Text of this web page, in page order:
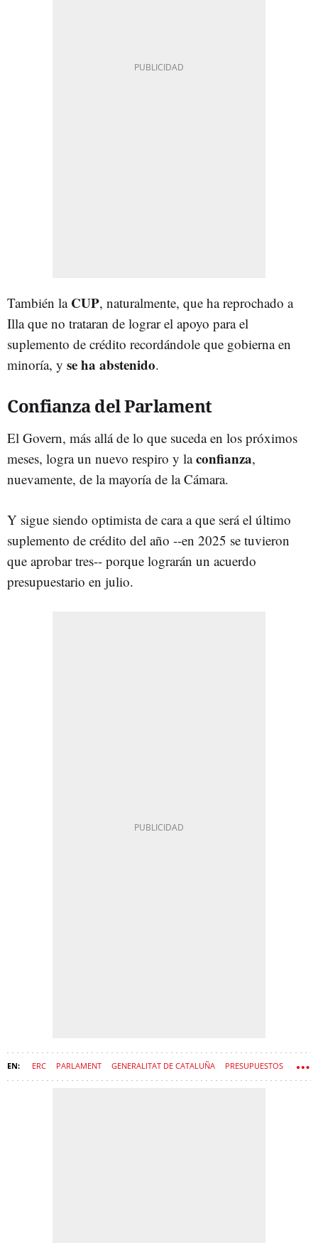
También la CUP, naturalmente, que ha reprochado a
Illa que no trataran de lograr el apoyo para el
suplemento de crédito recordándole que gobierna en
minoría, y se ha abstenido.
Confianza del Parlament
El Govern, más allá de lo que suceda en los próximos
meses, logra un nuevo respiro y laconfianza,
nuevamente, de la mayoría de la Cámara.
Y sigue siendo optimista de cara a que será el último
suplemento de crédito del año --en 2025 se tuvieron
que aprobar tres-- porque lograrán un acuerdo
presupuestario en julio.
ERC PARLAMENT GENERALITAT DE CATALUÑA PRESUPUESTOS